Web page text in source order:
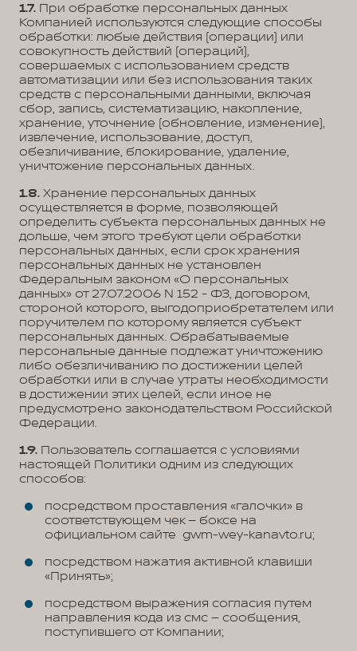
1.7. При обработке персональных данных
Компанией используются следующие способы
обработки: любые действия (операции) или
совокупность действий (операций),
совершаемых с использованием средств
автоматизации или без использования таких
средств с персональными данными, включая
сбор, запись, систематизацию, накопление,
хранение, уточнение (обновление, изменение),
извлечение, использование, доступ,
обезличивание, блокирование, удаление,
уничтожение персональных данных.
1.8. Хранение персональных данных
осуществляется в форме, позволяющей
определить субъекта персональных данных не
дольше, чем этого требуют цели обработки
персональных данных, если срок хранения
персональных данных не установлен
Федеральным законом «О персональных
данных» от 27.07.2006 N 152 - ФЗ, договором,
стороной которого, выгодоприобретателем или
поручителем по которому является субъект
персональных данных. Обрабатываемые
персональные данные подлежат уничтожению
либо обезличиванию по достижении целей
обработки или в случае утраты необходимости
в достижении этих целей, если иное не
предусмотрено законодательством Российской
Федерации.
1.9. Пользователь соглашается с условиями
настоящей Политики одним из следующих
способов:
посредством проставления «галочки» в
соответствующем чек – боксе на
официальном сайте gwm-wey-kanavto.ru;
посредством нажатия активной клавиши
«Принять»;
посредством выражения согласия путем
направления кода из смс – сообщения,
поступившего от Компании;